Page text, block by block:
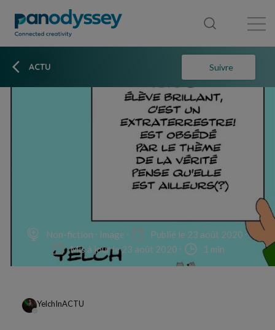
ACTU Suivre
Non-fiction Image
Publié le 23 août 2020
Mis à jour le 23 août 2020
1 min
YelchInACTU